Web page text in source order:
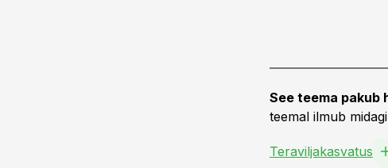
See teema pakub
teemal ilmub
Teraviljakasvatus